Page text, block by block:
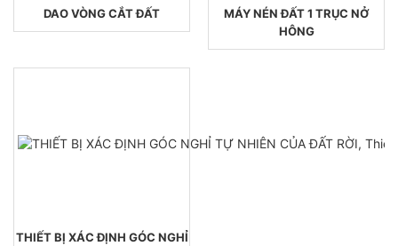
DAO VÒNG CẮT ĐẤT
MÁY NÉN ĐẤT 1 TRỤC NỞ
HÔNG
THIẾT BỊ XÁC ĐỊNH GÓC NGHỈ